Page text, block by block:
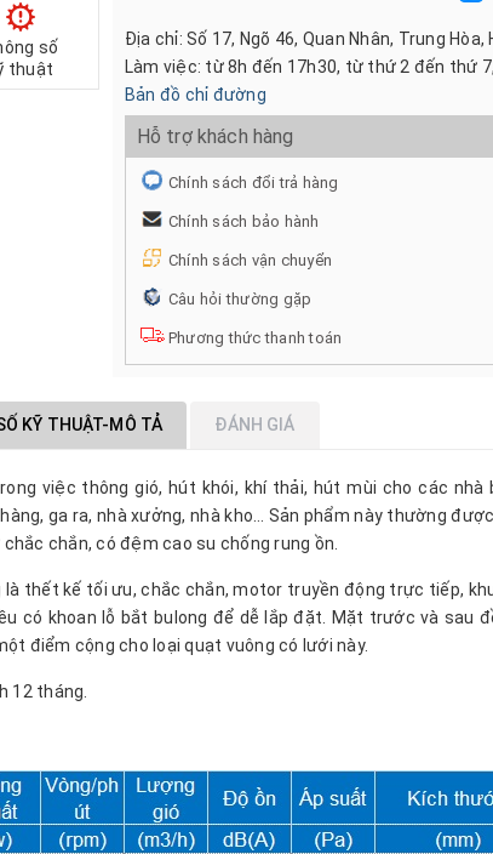
số
thuật
Địa chỉ: Số 17, Ngõ 46, Quan Nhân, Trung Hòa,
Làm việc: từ 8h đến 17h30, từ thứ 2 đến thứ
Bản đồ chỉ đường
Hỗ trợ khách hàng
Chính sách đổi trả hàng
Chính sách bảo hành
Chính sách vận chuyển
Câu hỏi thường gặp
Phương thức thanh toán
KỸ THUẬT-MÔ TẢ ĐÁNH GIÁ
việc thông gió, hút khói, khí thải, hút mùi cho các nhà
ga ra, nhà xưởng, nhà kho… Sản phẩm này thường
chắn, có đệm cao su chống rung ồn.
là thết kế tối ưu, chắc chắn, motor truyền động trực tiếp,
có khoan lỗ bắt bulong để dễ lắp đặt. Mặt trước và sau
điểm cộng cho loại quạt vuông có lưới này.
12 tháng.